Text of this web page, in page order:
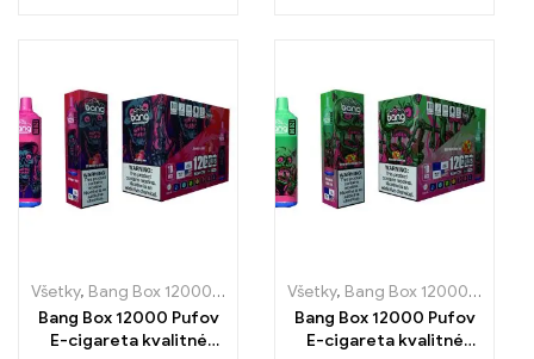
ovocné a svieže
parenie v každej
situácii
parenie v každej
situácii
Všetky, Bang Box 12000 Pufov Jednorazové e-cigaretky,
Bang Box 12000 Pufov
E-cigareta kvalitné
Všetky, Bang Box 12000 Pufov
Bang Box 12000 Pufov
E-cigareta kvalitné